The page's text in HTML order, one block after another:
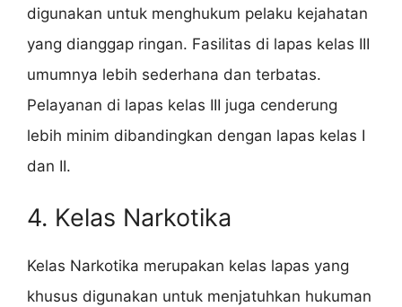
digunakan untuk menghukum pelaku kejahatan
yang dianggap ringan. Fasilitas di lapas kelas III
umumnya lebih sederhana dan terbatas.
Pelayanan di lapas kelas III juga cenderung
lebih minim dibandingkan dengan lapas kelas I
dan II.
4. Kelas Narkotika
Kelas Narkotika merupakan kelas lapas yang
khusus digunakan untuk menjatuhkan hukuman